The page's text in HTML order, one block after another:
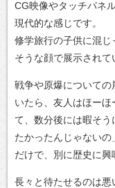
CG映像やタッチパネ
現代的な感じです。
修学旅行の子供に混じ
そうな顔で展示されて
戦争や原爆について
いたら、友人はほー
て、数分後には暇そ
たかったんじゃない
だけで、別に歴史に興
長々と待たせるのは悪